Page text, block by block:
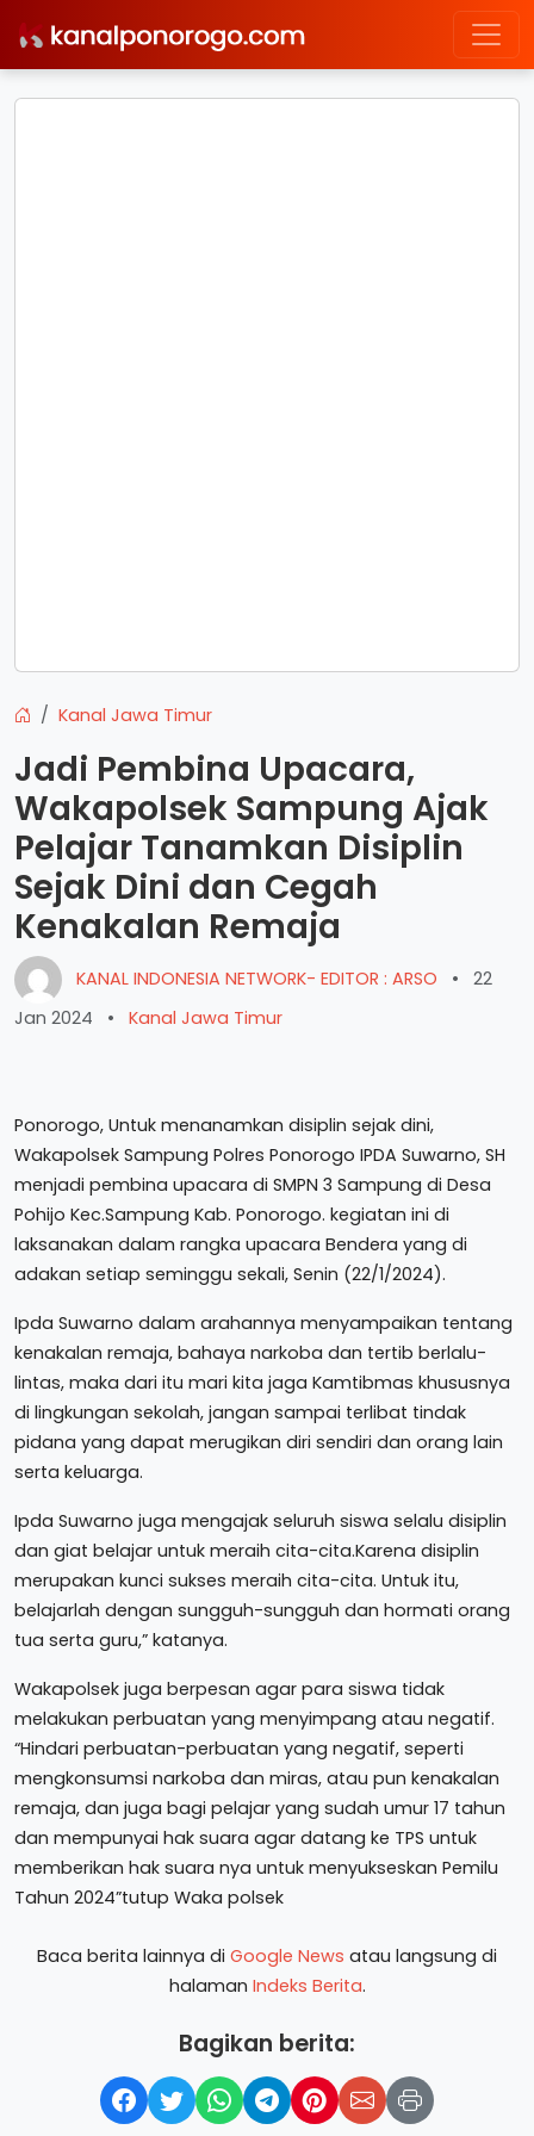
Kanal Jawa Timur
Jadi Pembina Upacara,
Wakapolsek Sampung Ajak
Pelajar Tanamkan Disiplin
Sejak Dini dan Cegah
Kenakalan Remaja
KANAL INDONESIA NETWORK- EDITOR : ARSO •
22
Jan 2024
• Kanal Jawa Timur
Ponorogo, Untuk menanamkan disiplin sejak dini,
Wakapolsek Sampung Polres Ponorogo IPDA Suwarno, SH
menjadi pembina upacara di SMPN 3 Sampung di Desa
Pohijo Kec.Sampung Kab. Ponorogo. kegiatan ini di
laksanakan dalam rangka upacara Bendera yang di
adakan setiap seminggu sekali, Senin (22/1/2024).
Ipda Suwarno dalam arahannya menyampaikan tentang
kenakalan remaja, bahaya narkoba dan tertib berlalu-
lintas, maka dari itu mari kita jaga Kamtibmas khususnya
di lingkungan sekolah, jangan sampai terlibat tindak
pidana yang dapat merugikan diri sendiri dan orang lain
serta keluarga.
Ipda Suwarno juga mengajak seluruh siswa selalu disiplin
dan giat belajar untuk meraih cita-cita.Karena disiplin
merupakan kunci sukses meraih cita-cita. Untuk itu,
belajarlah dengan sungguh-sungguh dan hormati orang
tua serta guru,” katanya.
Wakapolsek juga berpesan agar para siswa tidak
melakukan perbuatan yang menyimpang atau negatif.
“Hindari perbuatan-perbuatan yang negatif, seperti
mengkonsumsi narkoba dan miras, atau pun kenakalan
remaja, dan juga bagi pelajar yang sudah umur 17 tahun
dan mempunyai hak suara agar datang ke TPS untuk
memberikan hak suara nya untuk menyukseskan Pemilu
Tahun 2024”tutup Waka polsek
Baca berita lainnya di Google News atau langsung di
halaman Indeks Berita.
Bagikan berita: